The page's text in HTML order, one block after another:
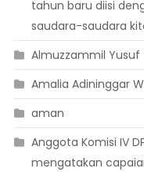
tahun baru diisi
saudara-saudara
Almuzzammil Yusuf
Amalia Adininggar
aman
Anggota Komisi IV
mengatakan